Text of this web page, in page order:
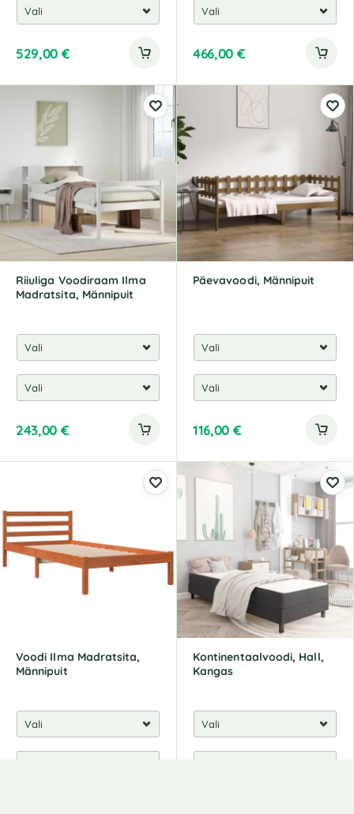
529,00 € 466,00 €
Riiuliga Voodiraam Ilma
Madratsita, Männipuit
243,00 €
Päevavoodi, Männipuit
116,00 €
Voodi Ilma Madratsita,
Männipuit
Kontinentaalvoodi, Hall,
Kangas